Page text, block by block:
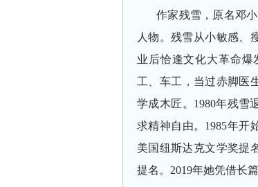
作家残雪，原名邓
人物。残雪从小敏感、
业后恰逢文化大革命爆
工、车工，当过赤脚医
学成木匠。1980年残雪
求精神自由。1985年开
美国纽斯达克文学奖提
提名。2019年她凭借长